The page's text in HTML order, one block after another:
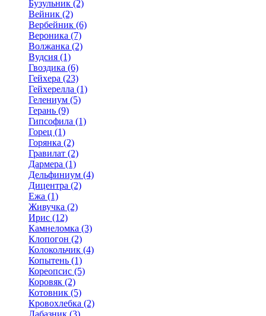
Бузульник (2)
Вейник (2)
Вербейник (6)
Вероника (7)
Волжанка (2)
Вудсия (1)
Гвоздика (6)
Гейхера (23)
Гейхерелла (1)
Гелениум (5)
Герань (9)
Гипсофила (1)
Горец (1)
Горянка (2)
Гравилат (2)
Дармера (1)
Дельфиниум (4)
Дицентра (2)
Ежа (1)
Живучка (2)
Ирис (12)
Камнеломка (3)
Клопогон (2)
Колокольчик (4)
Копытень (1)
Кореопсис (5)
Коровяк (2)
Котовник (5)
Кровохлебка (2)
Лабазник (3)